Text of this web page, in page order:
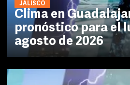
JALISCO
Clima en
pronóstico para el
agosto de 2026